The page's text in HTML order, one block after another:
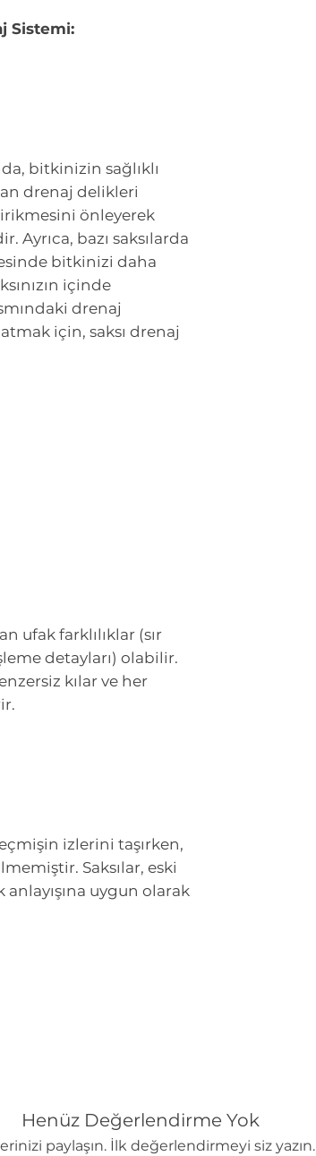
Sistemi:
bitkinizin sağlıklı
drenaj delikleri
önleyerek
bazı saksılarda
bitkinizi daha
içinde
drenaj
için, saksı drenaj
ufak farklılıklar (sır
detayları) olabilir.
kılar ve her
izlerini taşırken,
Saksılar, eski
uygun olarak
Henüz Değerlendirme Yok
paylaşın. İlk değerlendirmeyi siz yazın.